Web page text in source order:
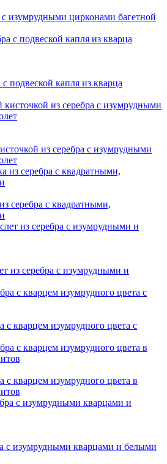
изумрудными цирконами багетной
подвеской капля из кварца
из серебра с изумрудными
серебра с квадратными,
из серебра с изумрудными и
с кварцем изумрудного цвета с
с кварцем изумрудного цвета в
с изумрудными кварцами и белыми